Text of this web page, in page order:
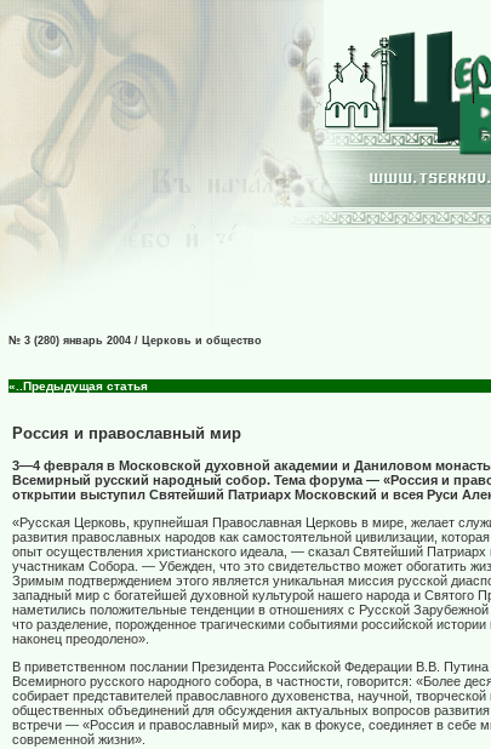
№ 3 (280) январь 2004 / Церковь и общество
«..Предыдущая статья
Россия и православный мир
3—4 февраля в Московской духовной академии и Даниловом
Всемирный русский народный собор. Тема форума — «Россия и
открытии выступил Святейший Патриарх Московский и всея Руси
«Русская Церковь, крупнейшая Православная Церковь в мире, желает
развития православных народов как самостоятельной цивилизации,
опыт осуществления христианского идеала, — сказал Святейший Патриарх
участникам Собора. — Убежден, что это свидетельство может обогатить
Зримым подтверждением этого является уникальная миссия русской
западный мир с богатейшей духовной культурой нашего народа и Святого
наметились положительные тенденции в отношениях с Русской
что разделение, порожденное трагическими событиями российской
наконец преодолено».
В приветственном послании Президента Российской Федерации В.В. Путина
Всемирного русского народного собора, в частности, говорится: «Более
собирает представителей православного духовенства, научной, творческой
общественных объединений для обсуждения актуальных вопросов
встречи — «Россия и православный мир», как в фокусе, соединяет в себе
современной жизни».